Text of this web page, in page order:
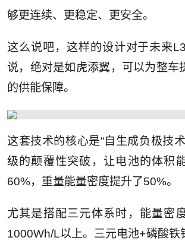
够更连续、更稳定、更安全。
这么说吧，这样的设计对于未来
说，绝对是如虎添翼，可以为整车
的供能保障。
这套技术的核心是“自生成负极技
级的颠覆性突破，让电池的体积
60%，重量能量密度提升了50%。
尤其是搭配三元体系时，能量密
1000Wh/L以上。三元电池+磷酸铁